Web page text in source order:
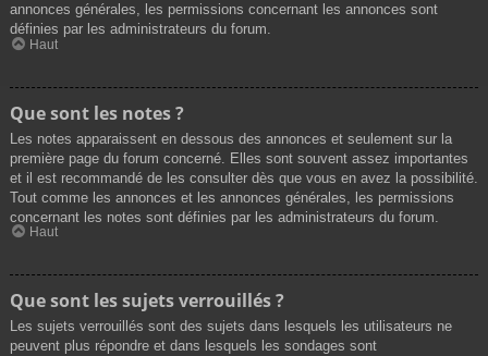
annonces générales, les permissions concernant les annonces sont
définies par les administrateurs du forum.
Haut
Que sont les notes ?
Les notes apparaissent en dessous des annonces et seulement sur la
première page du forum concerné. Elles sont souvent assez importantes
et il est recommandé de les consulter dès que vous en avez la possibilité.
Tout comme les annonces et les annonces générales, les permissions
concernant les notes sont définies par les administrateurs du forum.
Haut
Que sont les sujets verrouillés ?
Les sujets verrouillés sont des sujets dans lesquels les utilisateurs ne
peuvent plus répondre et dans lesquels les sondages sont